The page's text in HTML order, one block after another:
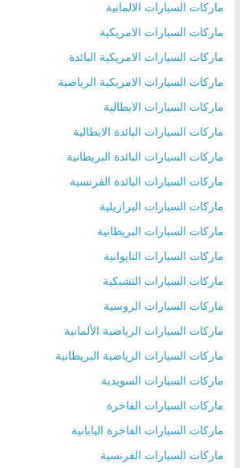
ماركات السيارات الالمانية
ماركات السيارات الامريكية
ماركات السيارات الامريكية البائدة
ماركات السيارات الامريكية الرياضية
ماركات السيارات الايطالية
ماركات السيارات البائدة الايطالية
ماركات السيارات البائدة البريطانية
ماركات السيارات البائدة الفرنسية
ماركات السيارات البرازيلية
ماركات السيارات البريطانية
ماركات السيارات التايوانية
ماركات السيارات التشيكية
ماركات السيارات الروسية
ماركات السيارات الرياضية الألمانية
ماركات السيارات الرياضية البريطانية
ماركات السيارات السويدية
ماركات السيارات الفاخرة
ماركات السيارات الفاخرة اليابانية
ماركات السيارات الفرنسية